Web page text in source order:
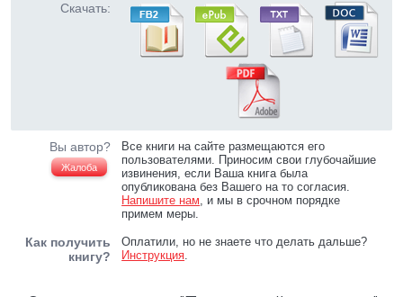
Скачать:
Вы автор?
Жалоба
Все книги на сайте размещаются его
пользователями. Приносим свои глубочайшие
извинения, если Ваша книга была
опубликована без Вашего на то согласия.
Напишите нам, и мы в срочном порядке
примем меры.
Как получить
книгу?
Оплатили, но не знаете что делать дальше?
Инструкция.